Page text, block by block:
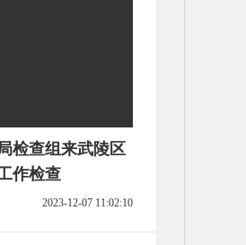
检查组来武陵区
作检查
2023-12-07 11:02:10